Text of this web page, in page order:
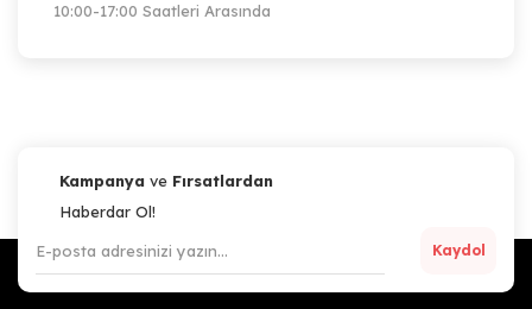
10:00-17:00 Saatleri Arasında
Kampanya ve Fırsatlardan
Haberdar Ol!
Kaydol